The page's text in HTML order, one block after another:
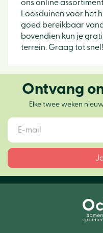
ons online
Loosduinen voor het
goed bereikbaar
bovendien kun je
terrein. Graag tot snel!
Ontvang
Elke twee weken